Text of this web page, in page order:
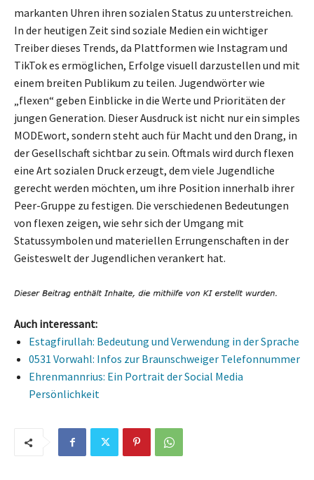
markanten Uhren ihren sozialen Status zu unterstreichen.
In der heutigen Zeit sind soziale Medien ein wichtiger
Treiber dieses Trends, da Plattformen wie Instagram und
TikTok es ermöglichen, Erfolge visuell darzustellen und mit
einem breiten Publikum zu teilen. Jugendwörter wie
„flexen“ geben Einblicke in die Werte und Prioritäten der
jungen Generation. Dieser Ausdruck ist nicht nur ein simples
MODEwort, sondern steht auch für Macht und den Drang, in
der Gesellschaft sichtbar zu sein. Oftmals wird durch flexen
eine Art sozialen Druck erzeugt, dem viele Jugendliche
gerecht werden möchten, um ihre Position innerhalb ihrer
Peer-Gruppe zu festigen. Die verschiedenen Bedeutungen
von flexen zeigen, wie sehr sich der Umgang mit
Statussymbolen und materiellen Errungenschaften in der
Geisteswelt der Jugendlichen verankert hat.
Auch interessant:
Estagfirullah: Bedeutung und Verwendung in der Sprache
0531 Vorwahl: Infos zur Braunschweiger Telefonnummer
Ehrenmannrius: Ein Portrait der Social Media
Persönlichkeit